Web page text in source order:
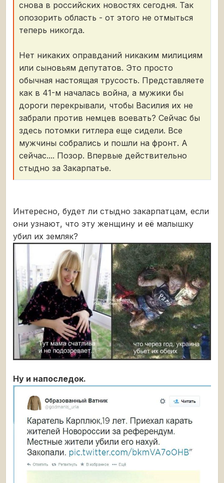
снова в российских новостях сегодня. Так
опозорить область - от этого не отмыться
теперь никогда.
Нет никаких оправданий никаким милициям
или сыновьям депутатов. Это просто
обычная настоящая трусость. Представляете
как в 41-м началась война, а мужики бы
дороги перекрывали, чтобы Василия их не
забрали против немцев воевать? Сейчас бы
здесь потомки гитлера еще сидели. Все
мужчины собрались и пошли на фронт. А
сейчас.... Позор. Впервые действительно
стыдно за Закарпатье.
Интересно, будет ли стыдно закарпатцам, если
они узнают, что эту женщину и её малышку
убил их земляк?
Ну и напоследок.